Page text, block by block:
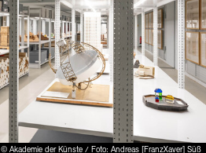
© Akademie der Künste / Foto: Andreas [FranzXaver] Süß